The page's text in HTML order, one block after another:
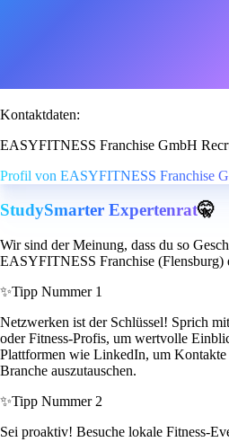
Kontaktdaten:
EASYFITNESS Franchise GmbH
Profil von EASYFITNESS Franchise
StudySmarter Expertenrat🤫
Wir sind der Meinung, dass du so
EASYFITNESS Franchise (Flensburg)
✨Tipp Nummer 1
Netzwerken ist der Schlüssel! Sprich
oder Fitness-Profis, um wertvolle
Plattformen wie LinkedIn, um
Branche auszutauschen.
✨Tipp Nummer 2
Sei proaktiv! Besuche lokale Fitness-